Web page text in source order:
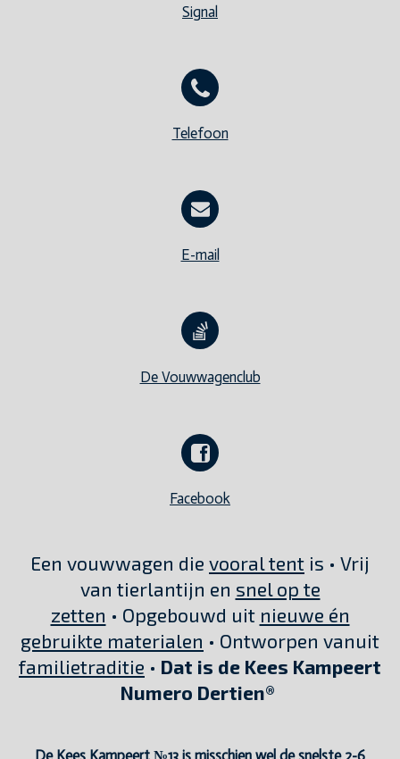
Signal
Telefoon
E-mail
De Vouwwagenclub
Facebook
Een vouwwagen die vooral tent is • Vrij
van tierlantijn en snel op te
zetten • Opgebouwd uit nieuwe én
gebruikte materialen • Ontworpen vanuit
familietraditie • Dat is de Kees Kampeert
Numero Dertien®